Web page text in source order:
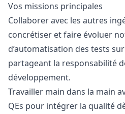
Vos missions principales
Collaborer avec les autres
concrétiser et faire évoluer
d’automatisation des tests
partageant la responsabilité
développement.
Travailler main dans la main
QEs pour intégrer la qualité